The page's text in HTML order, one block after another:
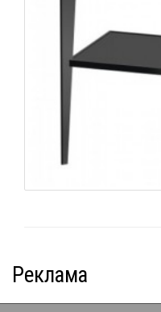
Реклама